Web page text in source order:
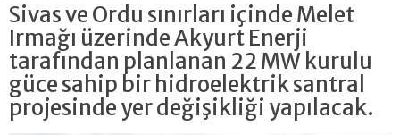
Sivas ve Ordu sınırları içinde Melet
Irmağı üzerinde Akyurt Enerji
tarafından planlanan 22 MW kurulu
güce sahip bir hidroelektrik santral
projesinde yer değişikliği yapılacak.